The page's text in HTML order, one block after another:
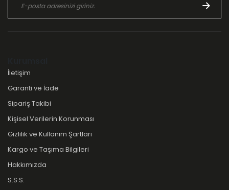
İletişim
Garanti ve İade
Sipariş Takibi
Kişisel Verilerin Korunması
Gizlilik ve Kullanım Şartları
Kargo ve Taşıma Bilgileri
Hakkımızda
S.S.S.